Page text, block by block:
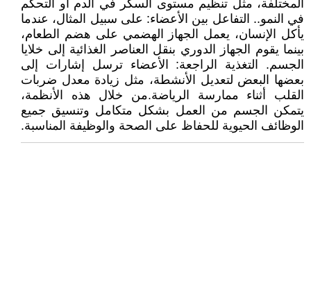
المختلفة، مثل تنظيم مستوى السكر في الدم أو التحكم
في النمو.. التفاعل بين الأعضاء: على سبيل المثال، عندما
يأكل الإنسان، يعمل الجهاز الهضمي على هضم الطعام،
بينما يقوم الجهاز الدوري بنقل العناصر الغذائية إلى خلايا
الجسم. التغذية الراجعة: الأعضاء ترسل إشارات إلى
بعضها البعض لتعديل الأنشطة، مثل زيادة معدل ضربات
القلب أثناء ممارسة الرياضة.من خلال هذه الأنظمة،
يتمكن الجسم من العمل بشكل متكامل وتنسيق جميع
الوظائف الحيوية للحفاظ على الصحة والوظيفة المناسبة.